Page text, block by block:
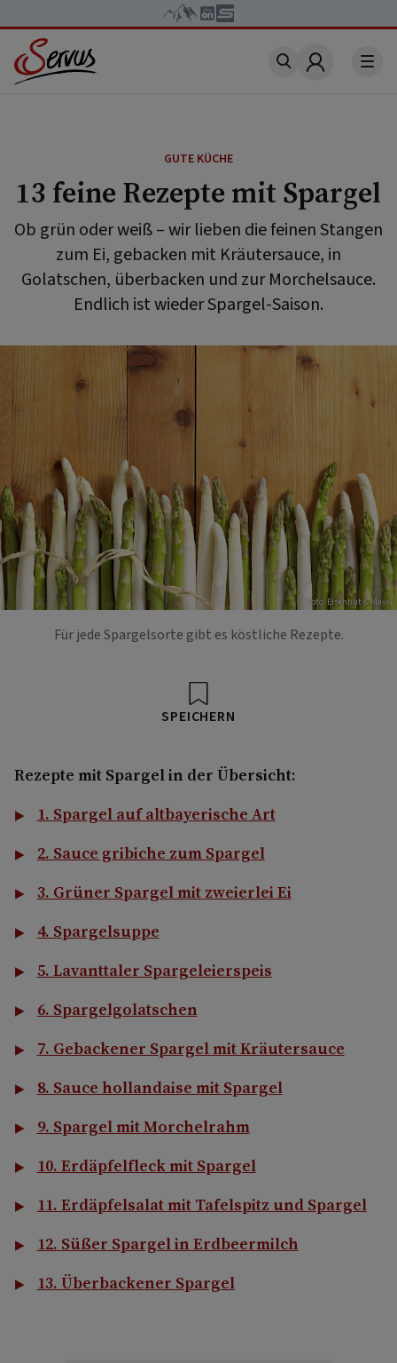
Account
GUTE KÜCHE
13 feine Rezepte mit Spargel
Ob grün oder weiß – wir lieben die feinen Stangen
zum Ei, gebacken mit Kräutersauce, in
Golatschen, überbacken und zur Morchelsauce.
Endlich ist wieder Spargel-Saison.
Foto: Eisenhut & Mayer
Für jede Spargelsorte gibt es köstliche Rezepte.
SPEICHERN
Rezepte mit Spargel in der Übersicht:
1. Spargel auf altbayerische Art
2. Sauce gribiche zum Spargel
3. Grüner Spargel mit zweierlei Ei
4. Spargelsuppe
5. Lavanttaler Spargeleierspeis
6. Spargelgolatschen
7. Gebackener Spargel mit Kräutersauce
8. Sauce hollandaise mit Spargel
9. Spargel mit Morchelrahm
10. Erdäpfelfleck mit Spargel
11. Erdäpfelsalat mit Tafelspitz und Spargel
12. Süßer Spargel in Erdbeermilch
13. Überbackener Spargel